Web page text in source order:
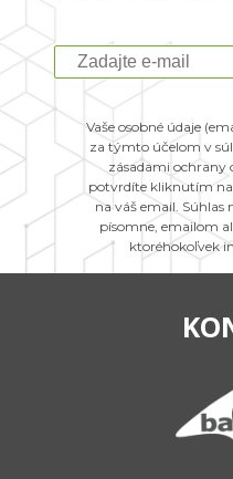
Vaše osobné údaje
za týmto účelom v
zásadami ochrany
potvrdíte kliknutím
na váš email. Súhlas
písomne, emailom
ktoréhokoľvek